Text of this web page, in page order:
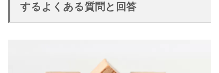
するよくある質問と回答